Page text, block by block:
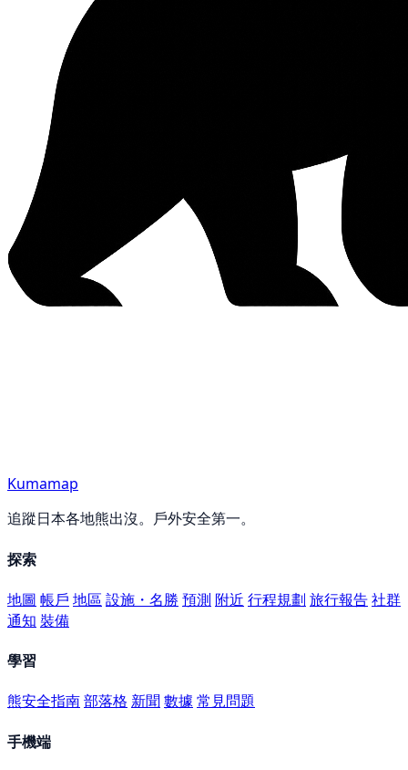
Kumamap
追蹤日本各地熊出沒。戶外安全第一。
探索
地圖 帳戶 地區 設施・名勝 預測 附近 行程規劃 旅行報告社群
通知 裝備
學習
熊安全指南部落格 新聞數據 常見問題
手機端